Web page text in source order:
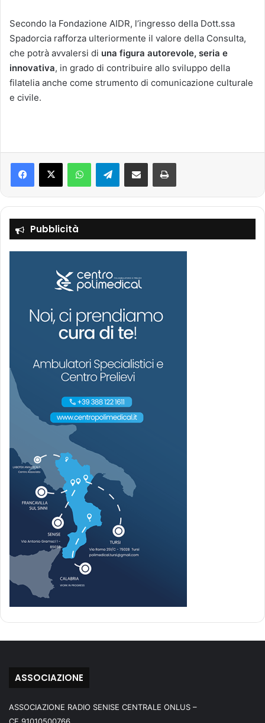
Secondo la Fondazione AIDR, l’ingresso della Dott.ssa
Spadorcia rafforza ulteriormente il valore della Consulta,
che potrà avvalersi di una figura autorevole, seria e
innovativa, in grado di contribuire allo sviluppo della
filatelia anche come strumento di comunicazione culturale
e civile.
Telegram
Pubblicità
ASSOCIAZIONE
ASSOCIAZIONE RADIO SENISE CENTRALE ONLUS –